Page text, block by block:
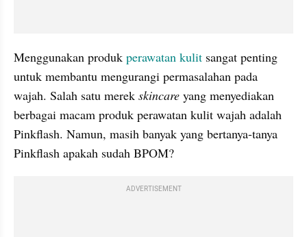
Menggunakan produk perawatan kulit sangat penting
untuk membantu mengurangi permasalahan pada
wajah. Salah satu merek skincare yang menyediakan
berbagai macam produk perawatan kulit wajah adalah
Pinkflash. Namun, masih banyak yang bertanya-tanya
Pinkflash apakah sudah BPOM?
ADVERTISEMENT